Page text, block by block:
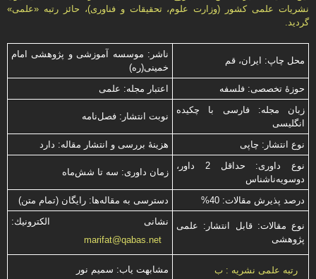
نشریات علمی كشور (وزارت علوم، تحقیقات و فناوری)، حائز رتبه «علمی»
گردید.
محل چاپ: ایران، قم
ناشر: موسسه آموزشی و پژوهشی امام
خمینی(ره)
حوزۀ تخصصی: فلسفه
اعتبار مجله: علمی
زبان مجله: فارسی با چكیده
انگلیسی
نوبت انتشار: فصل‌نامه
نوع انتشار: چاپی
هزینۀ بررسی و انتشار مقاله: دارد
نوع داوری: حداقل 2 داور،
دوسویه‌ناشناس
زمان داوری: سه تا شش‌ماه
درصد پذیرش مقالات: 40% دسترسی به مقاله‌ها: رایگان (تمام متن)
نوع مقالات: قابل انتشار: علمی
پژوهشی
نشانی الكترونیك:
marifat@qabas.net
رتبه علمی نشریه : ب مشابهت ياب: سميم نور